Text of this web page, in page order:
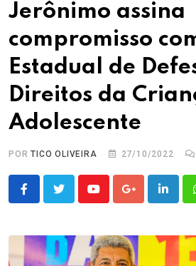
Jerônimo assina
compromisso
Estadual de
Direitos da
Adolescente
PORTICO OLIVEIRA 27/10/2022
YoutubeGoogle+